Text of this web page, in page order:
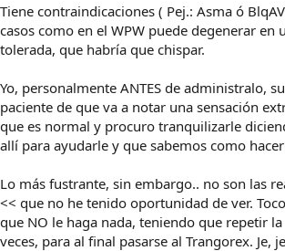
Tiene contraindicaciones ( Pej.: Asma ó
casos como en el WPW puede degenerar en
tolerada, que habría que chispar.
Yo, personalmente ANTES de administralo,
paciente de que va a notar una sensación
que es normal y procuro tranquilizarle
allí para ayudarle y que sabemos como
Lo más fustrante, sin embargo.. no son las
<< que no he tenido oportunidad de ver.
que NO le haga nada, teniendo que repetir
veces, para al final pasarse al Trangorex. Je,